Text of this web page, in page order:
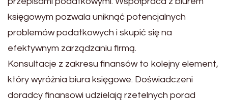
księgowym pozwala uniknąć potencjalnych
problemów podatkowych i skupić się na
efektywnym zarządzaniu firmą.
Konsultacje z zakresu finansów to kolejny element,
który wyróżnia biura księgowe. Doświadczeni
doradcy finansowi udzielają rzetelnych porad